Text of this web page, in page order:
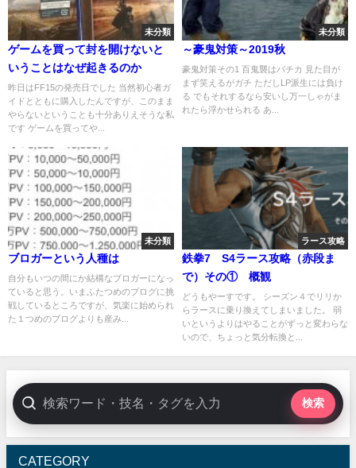
未分類
ゲームを買って封を開けないと
いうことはなぜ起きるのか
昨日はFF15の発売日でした 当然初心者ガ
イドとともに購入したんですが、このまま
やらないということも十分ありえそうな私
です ゲームを買ってや...
未分類
～豪鬼対策～2019秋
豪鬼対策その1 百鬼襲はバチカ 見た目が
まず笑えるがガチ ただしLP派生には負け
る でもそれするなら安いし万一しゃがま
れたら浮かせられる あ...
未分類
ブロガーという人種は
自分もいつの間にか結構なブロガーになっ
ていると思う。いまふたつめのブログに挑
戦しているところですが、気楽に始められ
た１つめのブログよりも産み...
ラース攻略
鉄拳7 S4ラース攻略（赤段ま
で）その① 概観
どうもやーすです。 シーズン４でリリか
らラースに乗り換えてしまいました。 弱
いというよりはやることがずっと変わらな
いので、ちょっと気分転換と...
検索
CATEGORY